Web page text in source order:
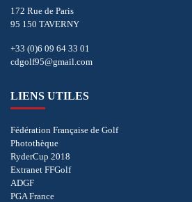
172 Rue de Paris
95 150 TAVERNY
+33 (0)6 09 64 33 01
cdgolf95@gmail.com
LIENS UTILES
Fédération Française de Golf
Photothèque
RyderCup 2018
Extranet FFGolf
ADGF
PGA France